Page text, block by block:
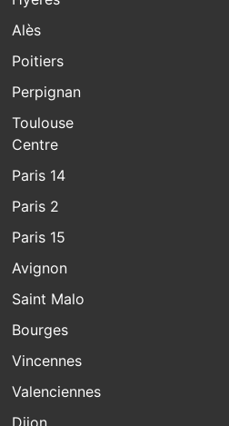
Alès
Poitiers
Perpignan
Toulouse
Centre
Paris 14
Paris 2
Paris 15
Avignon
Saint Malo
Bourges
Vincennes
Valenciennes
Dijon